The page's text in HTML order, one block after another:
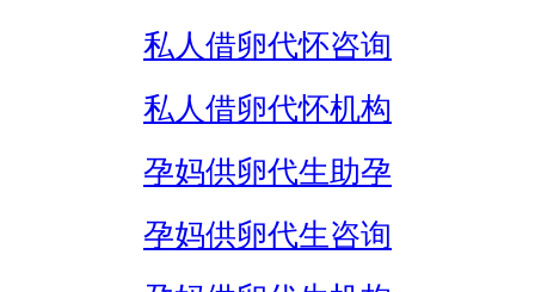
私人借卵代怀咨询
私人借卵代怀机构
孕妈供卵代生助孕
孕妈供卵代生咨询